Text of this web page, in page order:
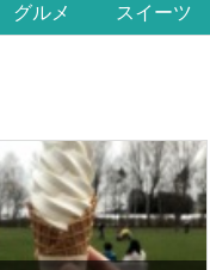
グルメ スイーツ